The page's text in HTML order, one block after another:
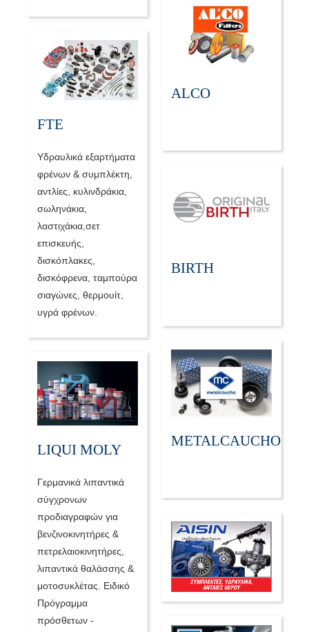
FTE
Υδραυλικά εξαρτήματα
φρένων & συμπλέκτη,
αντλίες, κυλινδράκια,
σωληνάκια,
λαστιχάκια,σετ
επισκευής,
δισκόπλακες,
δισκόφρενα, ταμπούρα
σιαγώνες, θερμουίτ,
υγρά φρένων.
LIQUI MOLY
Γερμανικά λιπαντικά
σύγχρονων
προδιαγραφών για
βενζινοκινητήρες &
πετρελαιοκινητήρες,
λιπαντικά θαλάσσης &
μοτοσυκλέτας. Ειδικό
Πρόγραμμα
πρόσθετων -
ALCO
BIRTH
METALCAUCHO